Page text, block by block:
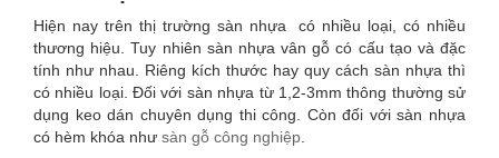
Hiện nay trên thị trường sàn nhựa có nhiều loại, có nhiều
thương hiệu. Tuy nhiên sàn nhựa vân gỗ có cấu tạo và đặc
tính như nhau. Riêng kích thước hay quy cách sàn nhựa thì
có nhiều loại. Đối với sàn nhựa từ 1,2-3mm thông thường sử
dụng keo dán chuyên dụng thi công. Còn đối với sàn nhựa
có hèm khóa như sàn gỗ công nghiệp